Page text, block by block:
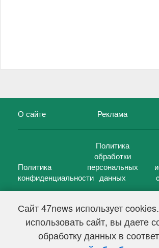
Сайт 47news использует
использовать сайт, вы даете
обработку данных в
О сайте Реклама
Политика
конфиденциальности
Политика
обработки
персональных
данных
47 новостей (47 news)2005 — 2026 г.
Свидетельство о регистрации СМИ Эл № ФС
Федеральной службой по надзору в сфере связи,